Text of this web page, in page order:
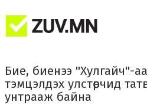
Бие, биенээ "Хулгайч"-
тэмцэлдэх улстөрчид
унтрааж байна